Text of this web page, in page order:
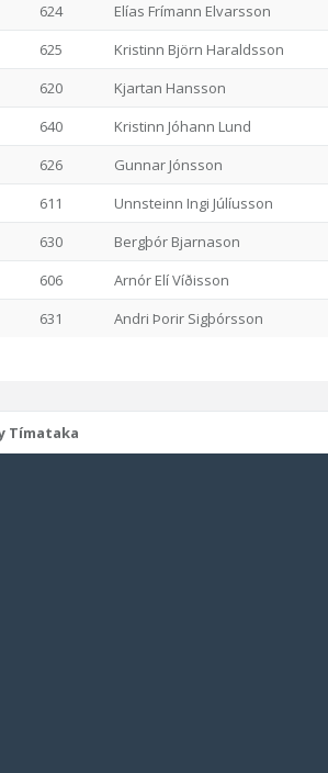
624
Elías Frímann Elvarsson
625
Kristinn Björn Haraldsson
620
Kjartan Hansson
640
Kristinn Jóhann Lund
626
Gunnar Jónsson
611
Unnsteinn Ingi Júlíusson
630
Bergþór Bjarnason
606
Arnór Elí Víðisson
631 Andri Þorir Sigþórsson
Tímataka